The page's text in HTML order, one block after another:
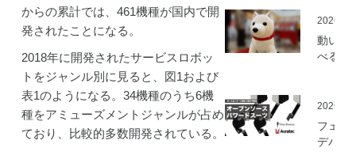
からの累計では、461機種が国内で開
発されたことになる。
2018年に開発されたサービスロボッ
トをジャンル別に見ると、図1および
表1のようになる。34機種のうち6機
種をアミューズメントジャンルが占め
ており、比較的多数開発されている。
動いて
べる「
ロボッ
（バル
ロボッ
ト）」
フェア
デバイ